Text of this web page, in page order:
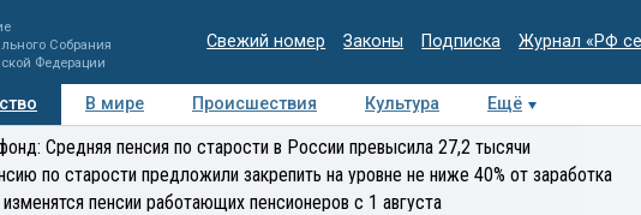
Собрания
Федерации
Свежий номер Законы Подписка Журнал «РФ
В мире Происшествия Культура Ещё
Регионы Медиацентр Интервью Колумнисты
Средняя пенсия по старости в России превысила 27,2 тысячи
по старости предложили закрепить на уровне не ниже 40% от заработка
изменятся пенсии работающих пенсионеров с 1 августа